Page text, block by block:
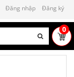
Đăng nhập Đăng ký
0